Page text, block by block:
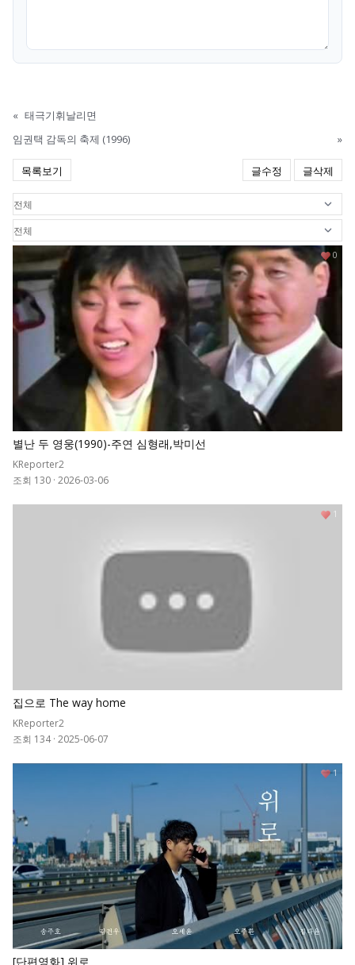
« 태극기휘날리면
임권택 감독의 축제 (1996)
»
목록보기 글수정 글삭제
별난 두 영웅(1990)-주연 심형래,박미선
KReporter2
조회 130 · 2026-03-06
0
집으로 The way home
KReporter2
조회 134 · 2025-06-07
1
[단편영화] 위로
1